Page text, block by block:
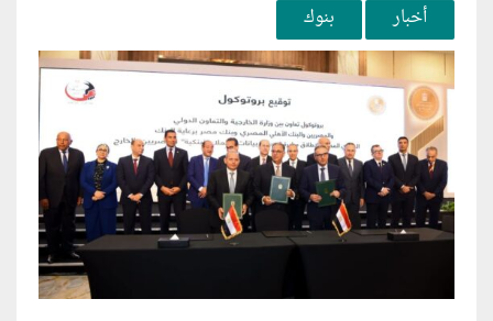
أخبار بنوك